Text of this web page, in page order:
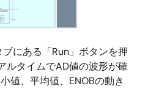
にある「Run」ボタンを押
ルタイムでAD値の波形が確
値、平均値、ENOBの動き